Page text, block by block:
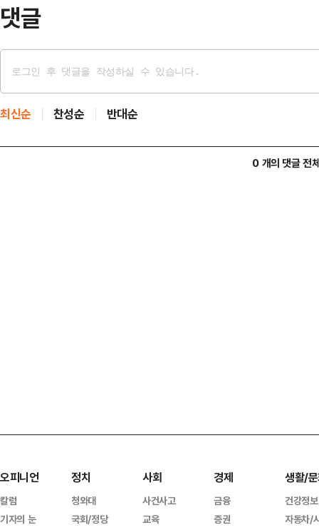
댓글
최신순 찬성순 반대순
0 개의 댓글 전
오피니언
칼럼
기자의 눈
정치
청와대
국회/정당
사회
사건사고
교육
경제
금융
증권
생활/
건강정보
자동차/